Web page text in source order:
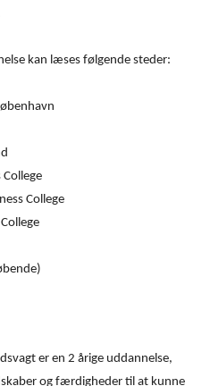
kan læses følgende steder:
College
College
er en 2 årige uddannelse,
og færdigheder til at kunne